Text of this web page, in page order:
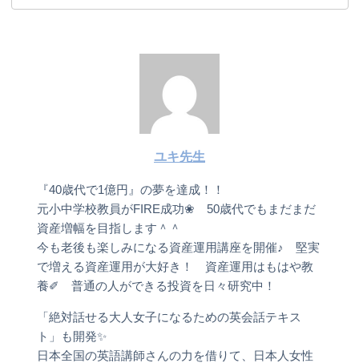
ユキ先生
『40歳代で1億円』の夢を達成！！
元小中学校教員がFIRE成功❀ 50歳代でもまだまだ
資産増幅を目指します＾＾
今も老後も楽しみになる資産運用講座を開催♪ 堅実
で増える資産運用が大好き！ 資産運用はもはや教
養✐ 普通の人ができる投資を日々研究中！
「絶対話せる大人女子になるための英会話テキス
ト」も開発✨
日本全国の英語講師さんの力を借りて、日本人女性